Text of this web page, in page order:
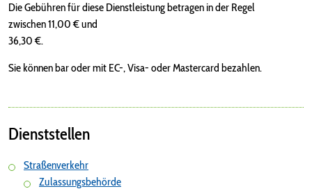
Die Gebühren für diese Dienstleistung betragen in der Regel
zwischen 11,00 € und
36,30 €.
Sie können bar oder mit EC-, Visa- oder Mastercard bezahlen.
Dienststellen
Straßenverkehr
Zulassungsbehörde